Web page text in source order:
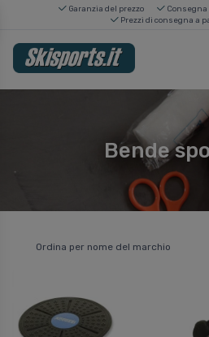
Garanzia del prezzo
Prezzi di consegna a
Bende